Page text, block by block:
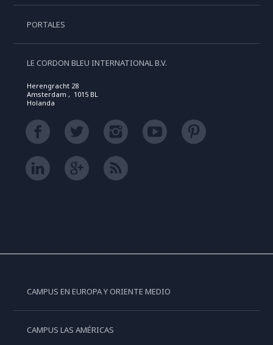
PORTALES
LE CORDON BLEU INTERNATIONAL B.V.
Herengracht 28
Amsterdam , 1015 BL
Holanda
CAMPUS EN EUROPA Y ORIENTE MEDIO
CAMPUS LAS AMÉRICAS